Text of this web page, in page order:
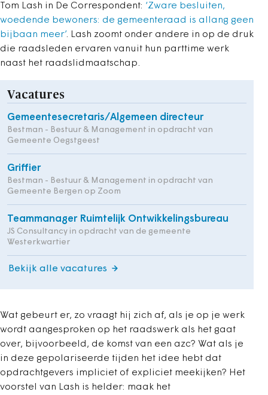
Tom Lash in De Correspondent: ‘Zware besluiten,
woedende bewoners: de gemeenteraad is allang geen
bijbaan meer’. Lash zoomt onder andere in op de druk
die raadsleden ervaren vanuit hun parttime werk
naast het raadslidmaatschap.
Vacatures
Gemeentesecretaris/Algemeen directeur
Bestman - Bestuur & Management in opdracht van
Gemeente Oegstgeest
Griffier
Bestman - Bestuur & Management in opdracht van
Gemeente Bergen op Zoom
Teammanager Ruimtelijk Ontwikkelingsbureau
JS Consultancy in opdracht van de gemeente
Westerkwartier
Bekijk alle vacatures
Wat gebeurt er, zo vraagt hij zich af, als je op je werk
wordt aangesproken op het raadswerk als het gaat
over, bijvoorbeeld, de komst van een azc? Wat als je
in deze gepolariseerde tijden het idee hebt dat
opdrachtgevers impliciet of expliciet meekijken? Het
voorstel van Lash is helder: maak het